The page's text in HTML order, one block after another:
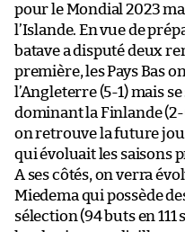
pour le Mondial 2023
l’Islande. En vue de
batave a disputé deux
première, les Pays Bas
l’Angleterre (5-1) mais
dominant la Finlande
on retrouve la future
qui évoluait les saisons
A ses côtés, on verra
Miedema qui possède
sélection (94 buts en